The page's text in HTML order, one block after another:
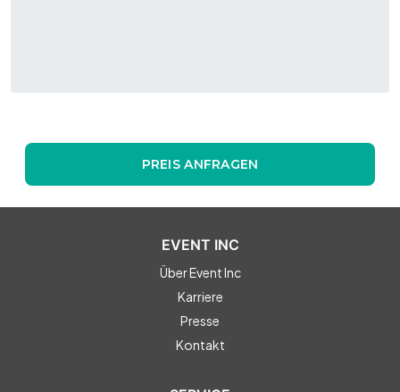
PREIS ANFRAGEN
EVENT INC
Über Event Inc
Karriere
Presse
Kontakt